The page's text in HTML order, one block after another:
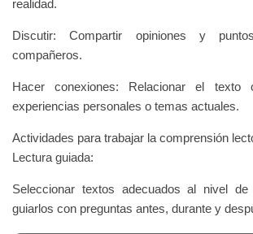
realidad.
Discutir: Compartir opiniones y
compañeros.
Hacer conexiones: Relacionar el texto
experiencias personales o temas actuales.
Actividades para trabajar la comprensión
Lectura guiada:
Seleccionar textos adecuados al nivel
guiarlos con preguntas antes, durante y